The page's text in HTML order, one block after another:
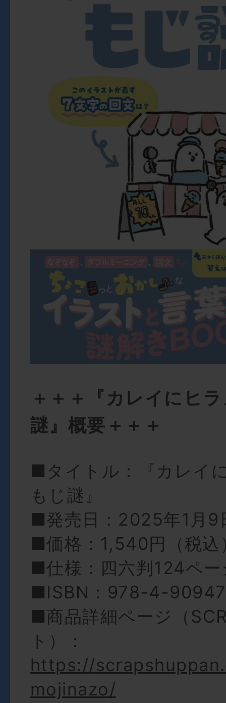
＋＋＋『カレイにヒ
謎』概要＋＋＋
■タイトル：『カレイ
もじ謎』
■発売日：2025年1月9
■価格：1,540円（税込
■仕様：四六判124ペー
■ISBN：978-4-
■商品詳細ページ（
ト）：
https://
mojinazo/